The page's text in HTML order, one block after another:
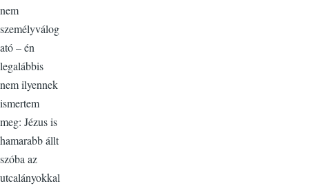
nem
személyválog
ató – én
legalábbis
nem ilyennek
ismertem
meg: Jézus is
hamarabb állt
szóba az
utcalányokkal